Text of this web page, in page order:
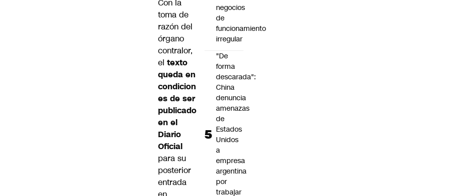
Con la
toma de
razón del
órgano
contralor,
el texto
queda en
condicion
es de ser
publicado
en el
Diario
Oficial
para su
posterior
entrada
negocios
de
funcionamiento
irregular
"De
forma
descarada":
China
denuncia
amenazas
de
Estados
Unidos
a
empresa
argentina
por
trabajar